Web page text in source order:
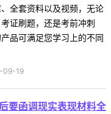
全套资料以及视频，无论
证刷题，还是考前冲刺
品可满足您学习上的不同
09-19
要函调现实表现材料全